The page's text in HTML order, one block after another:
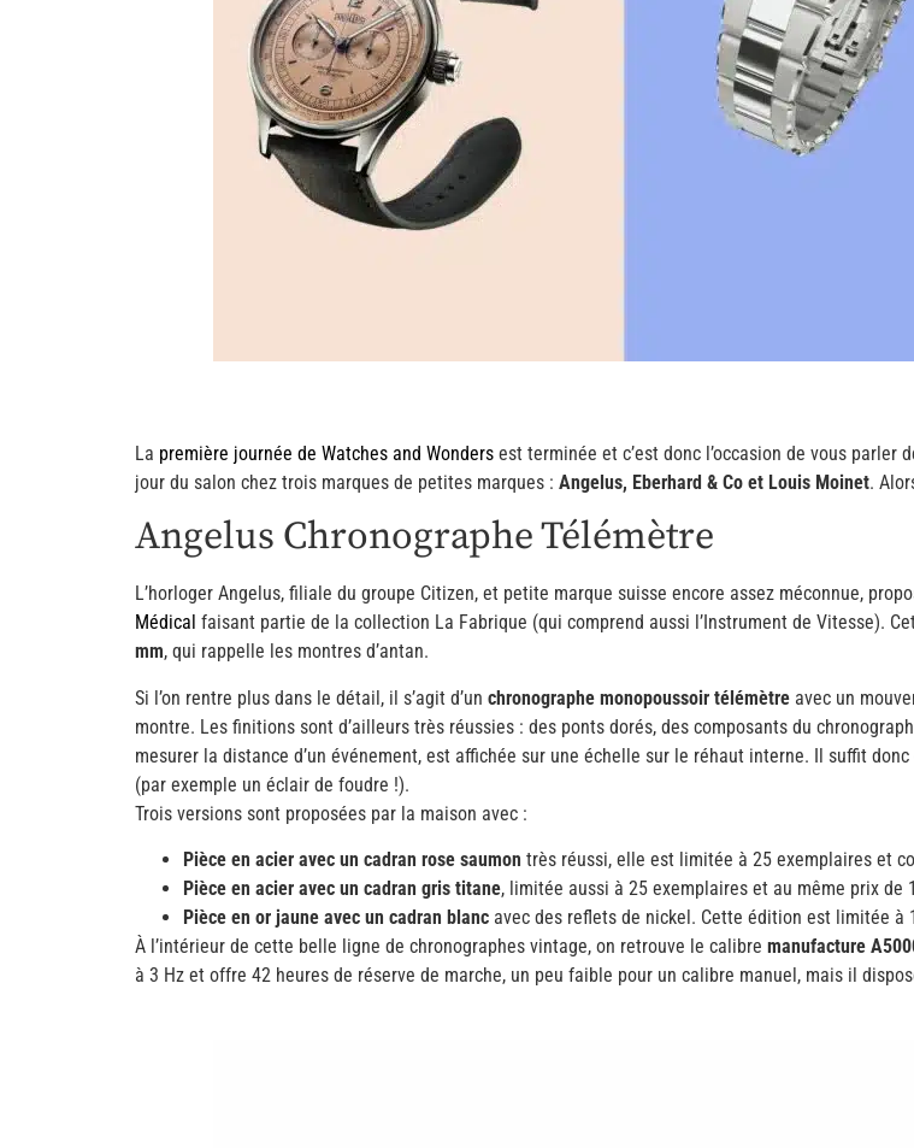
La première journée de Watches and Wonders est terminée et c’est donc l’occasion de vous parler
jour du salon chez trois marques de petites marques : Angelus, Eberhard & Co et Louis Moinet.
Angelus Chronographe Télémètre
L’horloger Angelus, filiale du groupe Citizen, et petite marque suisse encore assez méconnue,
Médical faisant partie de la collection La Fabrique (qui comprend aussi l’Instrument de Vitesse).
mm, qui rappelle les montres d’antan.
Si l’on rentre plus dans le détail, il s’agit d’un chronographe monopoussoir télémètre avec un
montre. Les finitions sont d’ailleurs très réussies : des ponts dorés, des composants du
mesurer la distance d’un événement, est affichée sur une échelle sur le réhaut interne. Il suffit
(par exemple un éclair de foudre !).
Trois versions sont proposées par la maison avec :
Pièce en acier avec un cadran rose saumon très réussi, elle est limitée à 25 exemplaires et
Pièce en acier avec un cadran gris titane, limitée aussi à 25 exemplaires et au même prix de
Pièce en or jaune avec un cadran blanc avec des reflets de nickel. Cette édition est limitée à
À l’intérieur de cette belle ligne de chronographes vintage, on retrouve le calibre manufacture
à 3 Hz et offre 42 heures de réserve de marche, un peu faible pour un calibre manuel, mais il